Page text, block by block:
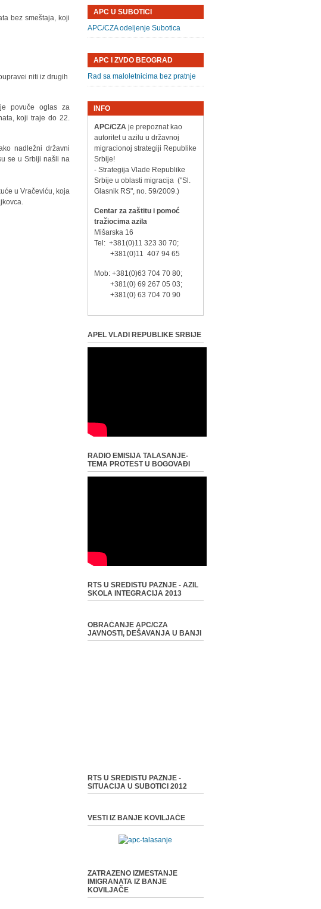
bez smeštaja, koji
niti iz drugih
povuče oglas za
koji traje do 22.
nadležni državni
se u Srbiji našli na
u Vračeviću, koja
APC U SUBOTICI
APC/CZA odeljenje Subotica
APC I ZVDO BEOGRAD
Rad sa maloletnicima bez pratnje
INFO
APC/CZAje prepoznat kao
autoritet u azilu u državnoj
migracionoj strategiji Republike
Srbije!
- Strategija Vlade Republike
Srbije u oblasti migracija ("Sl.
Glasnik RS", no. 59/2009.)
Centar za zaštitu i pomoć
tražiocima azila
Mišarska 16
Tel: +381(0)11 323 30 70;
+381(0)11 407 94 65
Mob: +381(0)63 704 70 80;
+381(0) 69 267 05 03;
+381(0) 63 704 70 90
APEL VLADI REPUBLIKE SRBIJE
RADIO EMISIJA TALASANJE-
TEMA PROTEST U BOGOVAĐI
RTS U SREDISTU PAZNJE - AZIL
SKOLA INTEGRACIJA 2013
OBRAĆANJE APC/CZA
JAVNOSTI, DEŠAVANJA U BANJI
RTS U SREDISTU PAZNJE -
SITUACIJA U SUBOTICI 2012
VESTI IZ BANJE KOVILJAČE
ZATRAZENO IZMESTANJE
IMIGRANATA IZ BANJE
KOVILJAČE